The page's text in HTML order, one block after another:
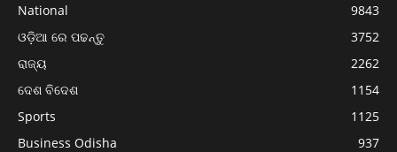
National
9843
ଓଡ଼ିଆ ରେ ପଢନ୍ତୁ
3752
ରାଜ୍ୟ
2262
ଦେଶ ବିଦେଶ
1154
Sports
1125
Business Odisha
937